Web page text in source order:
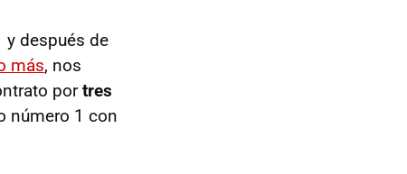
y después de
más, nos
portres
número 1 con